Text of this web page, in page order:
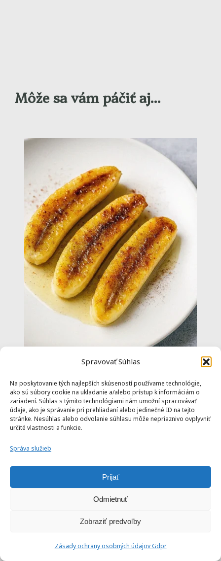
Spravovať Súhlas
Na poskytovanie tých najlepších skúseností používame technológie,
ako sú súbory cookie na ukladanie a/alebo prístup k informáciám o
zariadení. Súhlas s týmito technológiami nám umožní spracovávať
údaje, ako je správanie pri prehliadaní alebo jedinečné ID na tejto
stránke. Nesúhlas alebo odvolanie súhlasu môže nepriaznivo ovplyvniť
určité vlastnosti a funkcie.
Správa služieb
Prijať
Odmietnuť
Zobraziť predvoľby
Zásady ochrany osobných údajov Gdpr
Môže sa vám páčiť aj...
Karamelizovaný banán v teplovzdušnej
fritéze